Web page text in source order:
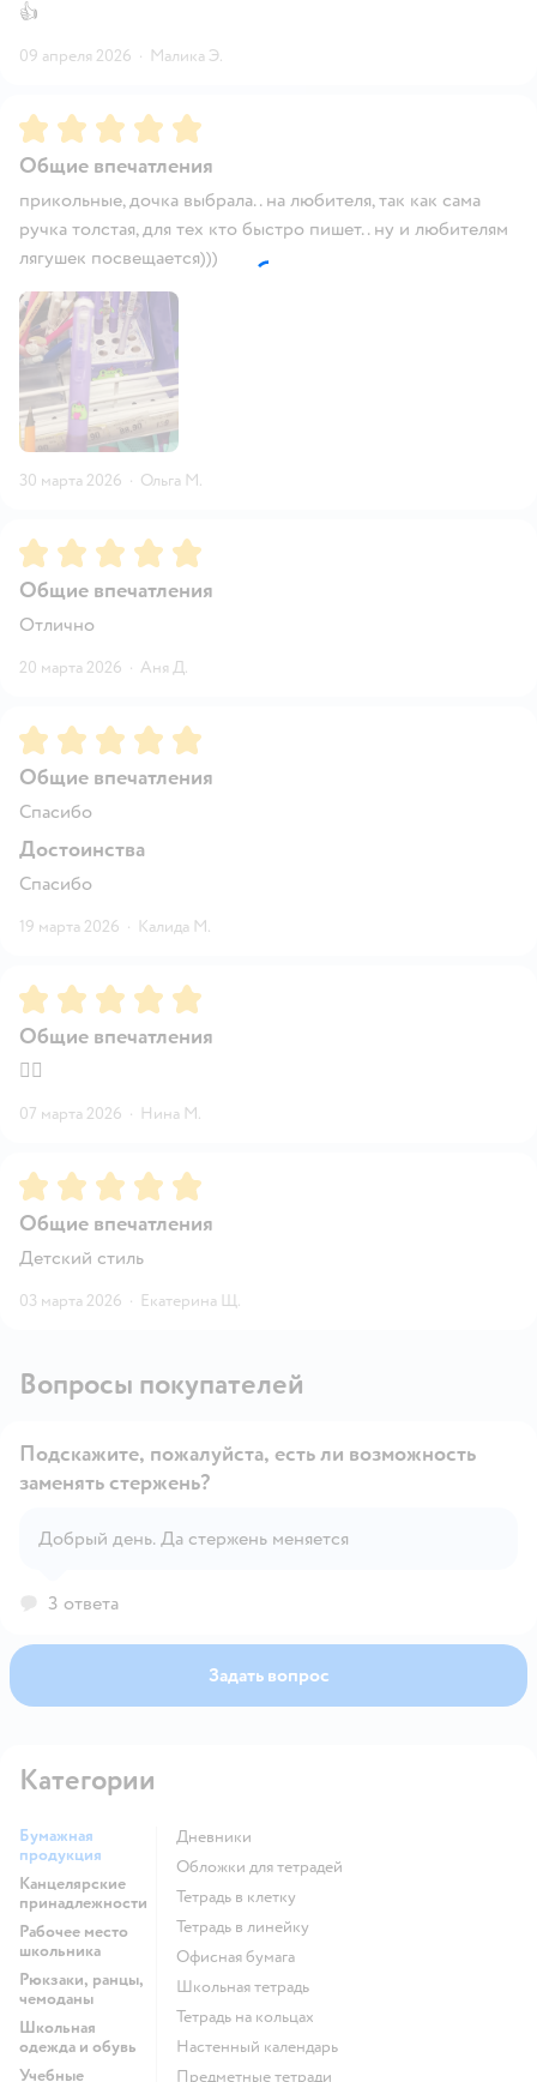
👍
09 апреля 2026 · Малика Э.
Рейтинг:5
Общие впечатления
прикольные, дочка выбрала.. на любителя, так как сама
ручка толстая, для тех кто быстро пишет.. ну и любителям
лягушек посвещается)))
30 марта 2026 · Ольга М.
Рейтинг:5
Общие впечатления
Отлично
20 марта 2026 · Аня Д.
Рейтинг:5
Общие впечатления
Спасибо
Достоинства
Спасибо
19 марта 2026 · Калида М.
Рейтинг:5
Общие впечатления
👍🏻
07 марта 2026 · Нина М.
Рейтинг:5
Общие впечатления
Детский стиль
03 марта 2026 · Екатерина Щ.
Вопросы покупателей
Открыть вопрос
Подскажите, пожалуйста, есть ли возможность
заменять стержень?
Добрый день. Да стержень меняется
3 ответа
Задать вопрос
Категории
Бумажная
продукция
Канцелярские
принадлежности
Рабочее место
школьника
Рюкзаки, ранцы,
чемоданы
Школьная
одежда и обувь
Учебные
Дневники
Обложки для тетрадей
Тетрадь в клетку
Тетрадь в линейку
Офисная бумага
Школьная тетрадь
Тетрадь на кольцах
Настенный календарь
Предметные тетради